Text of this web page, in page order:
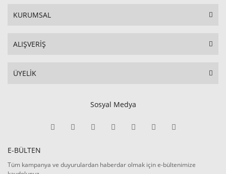
KURUMSAL
ALIŞVERİŞ
ÜYELİK
Sosyal Medya
E-BÜLTEN
Tüm kampanya ve duyurulardan haberdar olmak için e-bültenimize